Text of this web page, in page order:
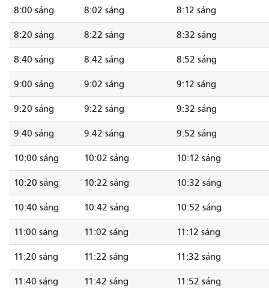
8:00 sáng 8:02 sáng 8:12 sáng
8:20 sáng 8:22 sáng 8:32 sáng
8:40 sáng 8:42 sáng 8:52 sáng
9:00 sáng 9:02 sáng 9:12 sáng
9:20 sáng 9:22 sáng 9:32 sáng
9:40 sáng 9:42 sáng 9:52 sáng
10:00 sáng 10:02 sáng 10:12 sáng
10:20 sáng 10:22 sáng 10:32 sáng
10:40 sáng 10:42 sáng 10:52 sáng
11:00 sáng 11:02 sáng 11:12 sáng
11:20 sáng 11:22 sáng 11:32 sáng
11:40 sáng 11:42 sáng 11:52 sáng